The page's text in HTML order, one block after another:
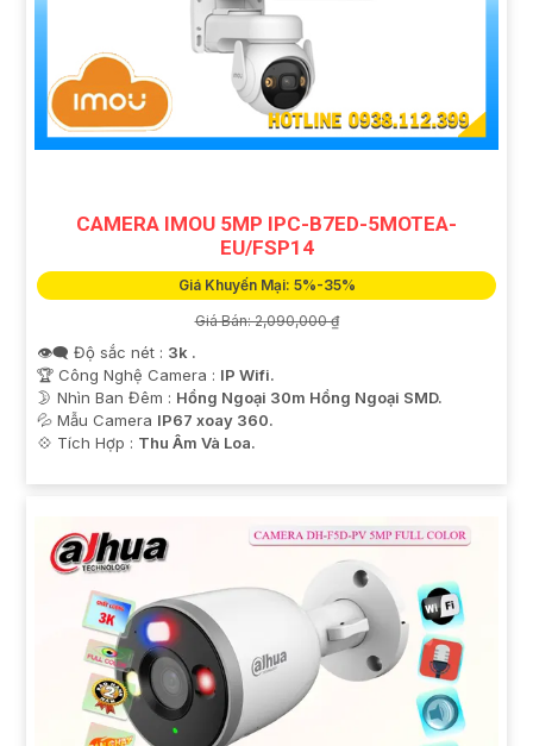
CAMERA IMOU 5MP IPC-B7ED-5MOTEA-
EU/FSP14
Giá Khuyến Mại: 5%-35%
Giá Bán: 2,090,000 ₫
👁️‍🗨 Độ sắc nét : 3k .
🏆 Công Nghệ Camera : IP Wifi.
🌛 Nhìn Ban Đêm : Hồng Ngoại 30m Hồng Ngoại SMD.
💦 Mẫu Camera IP67 xoay 360.
️💠 Tích Hợp : Thu Âm Và Loa.